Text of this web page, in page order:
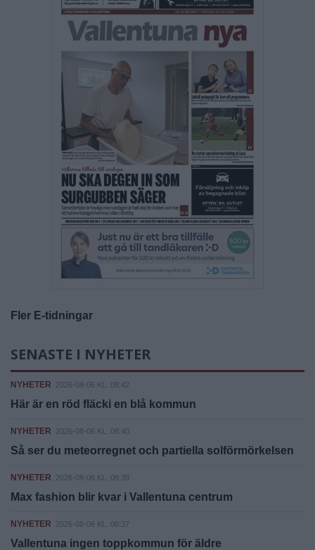
Fler E-tidningar
SENASTE I NYHETER
NYHETER 2026-08-06 KL. 08:42
Här är en röd fläcki en blå kommun
NYHETER 2026-08-06 KL. 08:40
Så ser du meteorregnet och partiella solförmörkelsen
NYHETER 2026-08-06 KL. 08:39
Max fashion blir kvar i Vallentuna centrum
NYHETER 2026-08-06 KL. 08:37
Vallentuna ingen toppkommun för äldre